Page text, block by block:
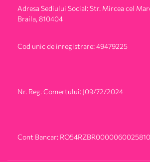
Adresa Sediului Social: Str. Mircea cel
Braila, 810404
Cod unic de inregistrare: 49479225
Nr. Reg. Comertului: J09/72/2024
Cont Bancar: